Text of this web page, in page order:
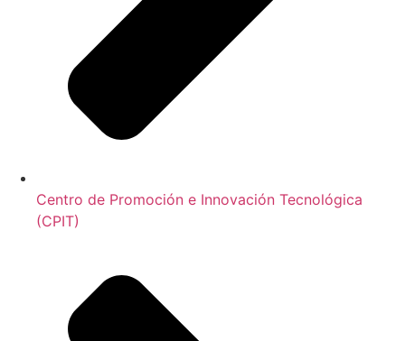
Centro de Promoción e Innovación Tecnológica
(CPIT)